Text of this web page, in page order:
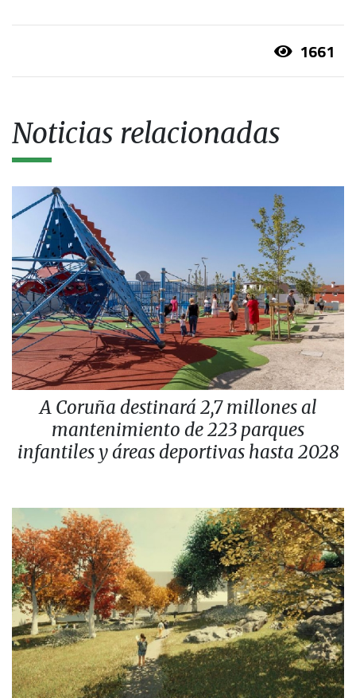
1661
Noticias relacionadas
A Coruña destinará 2,7 millones al
mantenimiento de 223 parques
infantiles y áreas deportivas hasta 2028